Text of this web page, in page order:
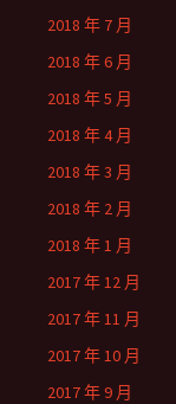
2018 年 7 月
2018 年 6 月
2018 年 5 月
2018 年 4 月
2018 年 3 月
2018 年 2 月
2018 年 1 月
2017 年 12 月
2017 年 11 月
2017 年 10 月
2017 年 9 月